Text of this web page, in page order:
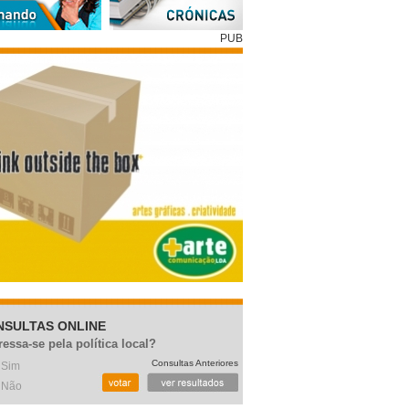
PUB
ONLINE
se pela política local?
Sim
Não
Consultas Anteriores